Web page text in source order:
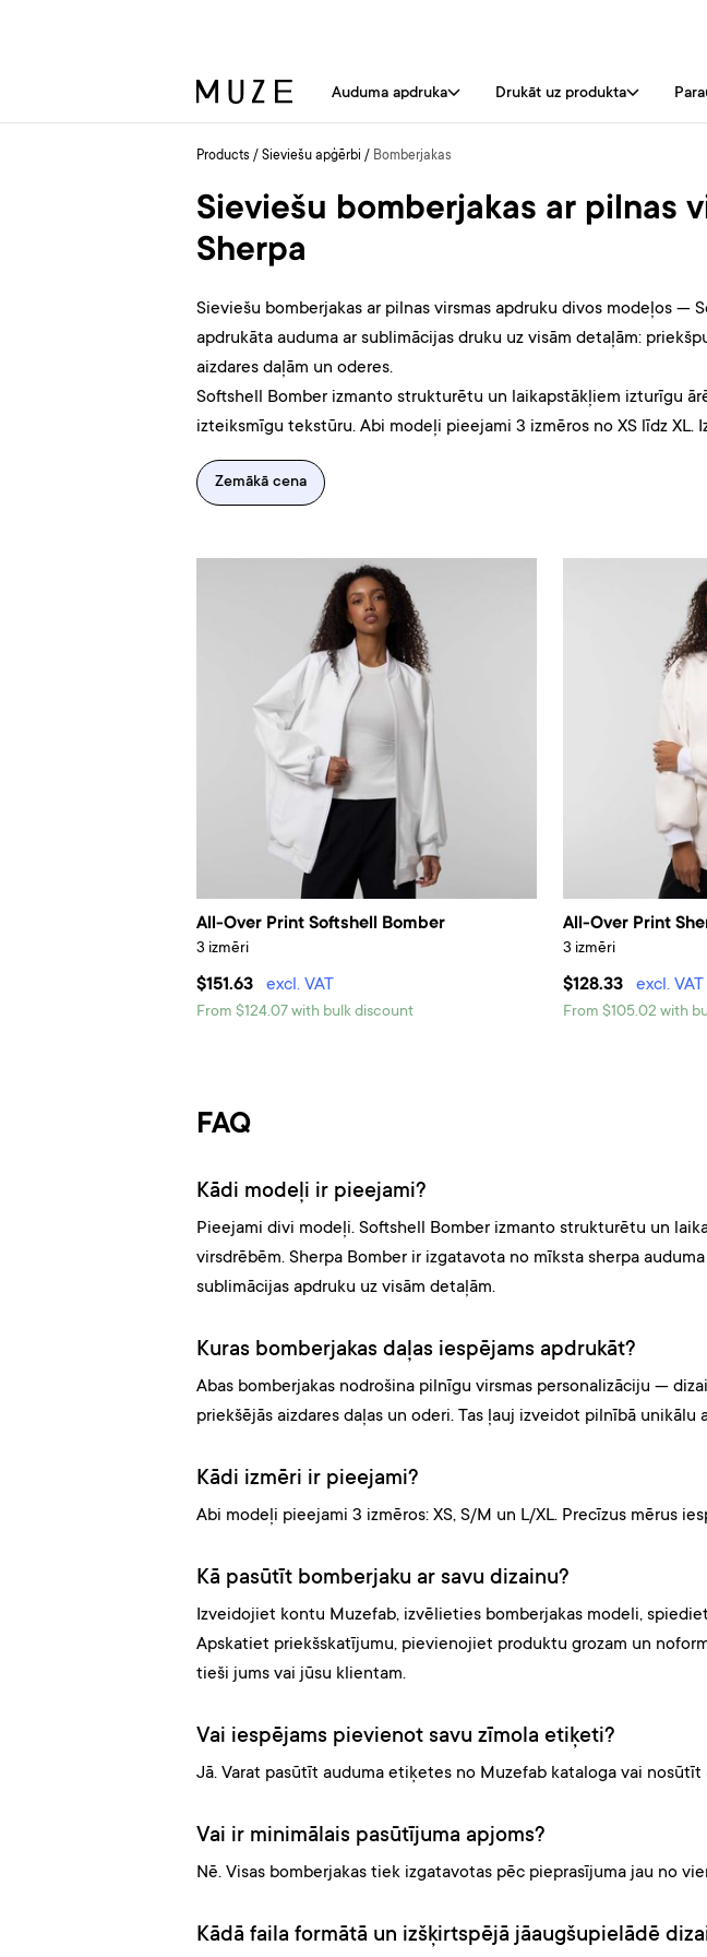
Auduma apdruka Drukāt uz produkta
Products / Sieviešu apģērbi / Bomberjakas
Sieviešu bomberjakas ar pilnas
Sherpa
Sieviešu bomberjakas ar pilnas virsmas apdruku divos modeļos
apdrukāta auduma ar sublimācijas druku uz visām detaļām:
aizdares daļām un oderes.
Softshell Bomber izmanto strukturētu un laikapstākļiem izturīgu
izteiksmīgu tekstūru. Abi modeļi pieejami 3 izmēros no XS līdz
Zemākā cena
All-Over Print Softshell Bomber
3 izmēri
$151.63 excl. VAT
From $124.07 with bulk discount
All-Over Print
3 izmēri
$128.33 excl. VAT
From $105.02 with
FAQ
Kādi modeļi ir pieejami?
Pieejami divi modeļi. Softshell Bomber izmanto strukturētu un
virsdrēbēm. Sherpa Bomber ir izgatavota no mīksta sherpa
sublimācijas apdruku uz visām detaļām.
Kuras bomberjakas daļas iespējams apdrukāt?
Abas bomberjakas nodrošina pilnīgu virsmas personalizāciju —
priekšējās aizdares daļas un oderi. Tas ļauj izveidot pilnībā unikālu
Kādi izmēri ir pieejami?
Abi modeļi pieejami 3 izmēros: XS, S/M un L/XL. Precīzus mērus
Kā pasūtīt bomberjaku ar savu dizainu?
Izveidojiet kontu Muzefab, izvēlieties bomberjakas modeli,
Apskatiet priekšskatījumu, pievienojiet produktu grozam un
tieši jums vai jūsu klientam.
Vai iespējams pievienot savu zīmola etiķeti?
Jā. Varat pasūtīt auduma etiķetes no Muzefab kataloga vai
Vai ir minimālais pasūtījuma apjoms?
Nē. Visas bomberjakas tiek izgatavotas pēc pieprasījuma jau no
Kādā faila formātā un izšķirtspējā jāaugšupielādē